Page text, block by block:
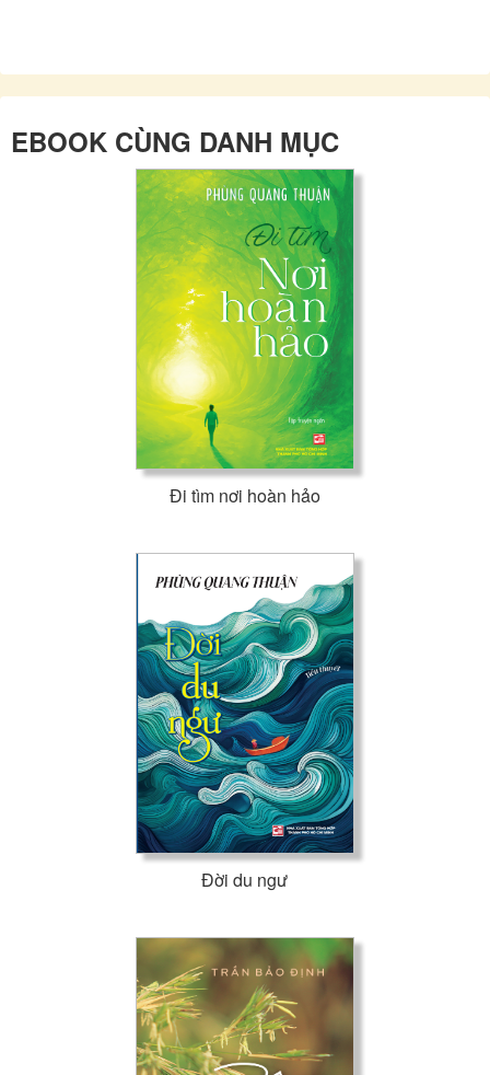
EBOOK CÙNG DANH MỤC
Đi tìm nơi hoàn hảo
Đời du ngư